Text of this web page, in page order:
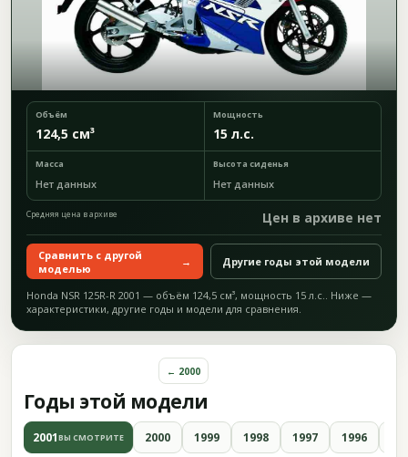
Объём
124,5 см³
Мощность
15 л.с.
Масса
Нет данных
Высота сиденья
Нет данных
Средняя цена в архиве Цен в архиве нет
Сравнить с другой
моделью
→ Другие годы этой модели
Honda NSR 125R-R 2001 — объём 124,5 см³, мощность 15 л.с.. Ниже —
характеристики, другие годы и модели для сравнения.
Годы этой модели
← 2000
2001ВЫ СМОТРИТЕ 2000 1999 1998 1997 1996